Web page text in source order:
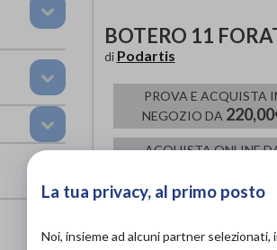
BOTERO 11
di Podartis
PROVA E ACQUISTA
NEGOZIO DA
ACQUISTA ONLINE
La tua privacy, al primo posto
Noi, insieme ad alcuni partner